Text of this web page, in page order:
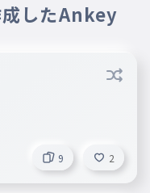
したAnkey
9 2